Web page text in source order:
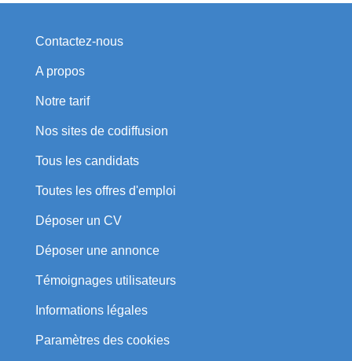
Contactez-nous
A propos
Notre tarif
Nos sites de codiffusion
Tous les candidats
Toutes les offres d'emploi
Déposer un CV
Déposer une annonce
Témoignages utilisateurs
Informations légales
Paramètres des cookies